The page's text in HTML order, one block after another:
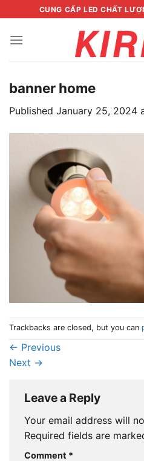
to
content
CUNG CẤP LED CHẤT
banner home
Published January 25, 2024
Trackbacks are closed, but you can
← Previous
Next →
Leave a Reply
Your email address will
Required fields are
Comment *